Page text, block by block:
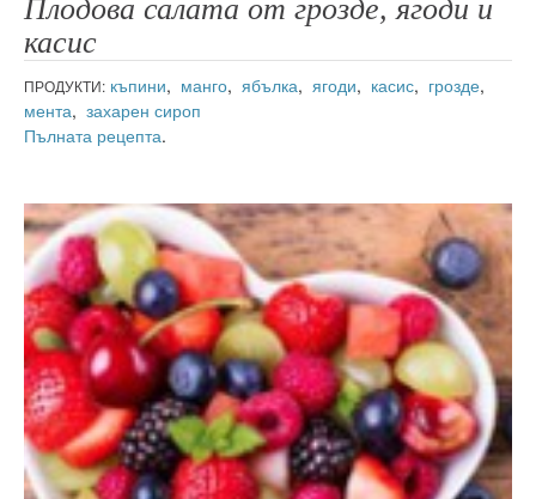
Плодова салата от грозде, ягоди и
касис
ПРОДУКТИ: къпини, манго, ябълка, ягоди, касис, грозде,
мента, захарен сироп
Пълната рецепта.